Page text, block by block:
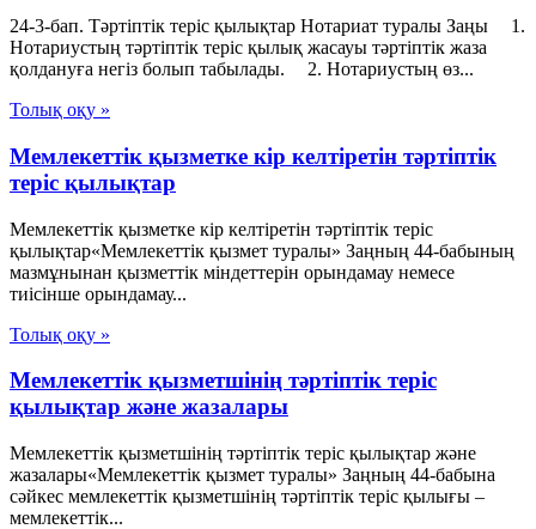
24-3-бап. Тәртіптік теріс қылықтар Нотариат туралы Заңы 1.
Нотариустың тәртіптік теріс қылық жасауы тәртіптік жаза
қолдануға негіз болып табылады. 2. Нотариустың өз...
Толық оқу »
Мемлекеттік қызметке кір келтіретін тәртіптік
теріс қылықтар
Мемлекеттік қызметке кір келтіретін тәртіптік теріс
қылықтар«Мемлекеттік қызмет туралы» Заңның 44-бабының
мазмұнынан қызметтік міндеттерін орындамау немесе
тиісінше орындамау...
Толық оқу »
Мемлекеттік қызметшінің тәртіптік теріс
қылықтар және жазалары
Мемлекеттік қызметшінің тәртіптік теріс қылықтар және
жазалары«Мемлекеттік қызмет туралы» Заңның 44-бабына
сәйкес мемлекеттік қызметшінің тәртіптік теріс қылығы –
мемлекеттік...